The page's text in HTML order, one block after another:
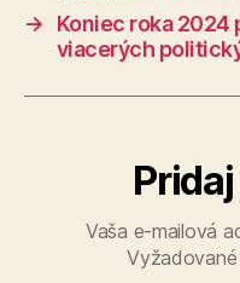
→
Koniec roka
viacerých
Vaša e-mailová